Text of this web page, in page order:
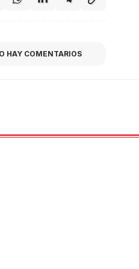
HAY COMENTARIOS